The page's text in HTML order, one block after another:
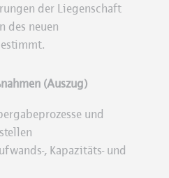
der Liegenschaft
des neuen
(Auszug)
und
, Kapazitäts- und